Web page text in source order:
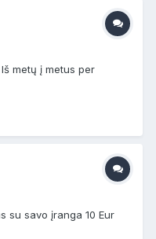
metų į metus per
su savo įranga 10 Eur